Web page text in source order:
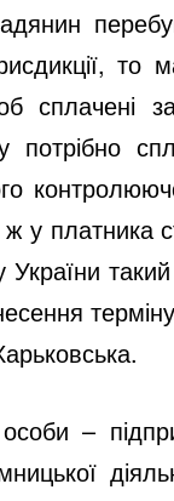
то
сплачені
у платника
України
–